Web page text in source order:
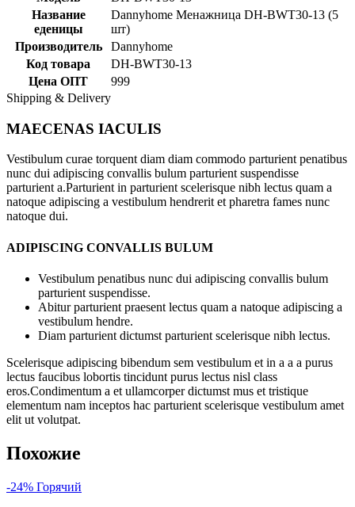
Название
еденицы
Dannyhome Менажница DH-BWT30-13 (5
шт)
Производитель
Dannyhome
Код товара
DH-BWT30-13
Цена ОПТ
999
Shipping & Delivery
MAECENAS IACULIS
Vestibulum curae torquent diam diam commodo parturient penatibus
nunc dui adipiscing convallis bulum parturient suspendisse
parturient a.Parturient in parturient scelerisque nibh lectus quam a
natoque adipiscing a vestibulum hendrerit et pharetra fames nunc
natoque dui.
ADIPISCING CONVALLIS BULUM
Vestibulum penatibus nunc dui adipiscing convallis bulum
parturient suspendisse.
Abitur parturient praesent lectus quam a natoque adipiscing a
vestibulum hendre.
Diam parturient dictumst parturient scelerisque nibh lectus.
Scelerisque adipiscing bibendum sem vestibulum et in a a a purus
lectus faucibus lobortis tincidunt purus lectus nisl class
eros.Condimentum a et ullamcorper dictumst mus et tristique
elementum nam inceptos hac parturient scelerisque vestibulum amet
elit ut volutpat.
Похожие
-24% Горячий